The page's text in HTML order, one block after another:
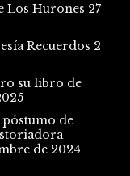
Los Hurones 27
Recuerdos 2
su libro de
de
de 2024